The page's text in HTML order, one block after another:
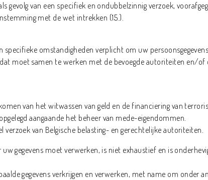
gevolg van een specifiek en ondubbelzinnig verzoek,
met de wet intrekken (15.).
specifieke omstandigheden verplicht om uw
moet samen te werken met de bevoegde autoriteiten en/of
van het witwassen van geld en de financiering van
aangaande het beheer van mede-eigendommen.
van Belgische belasting- en gerechtelijke autoriteiten.
gegevens moet verwerken, is niet exhaustief en is
gegevens verkrijgen en verwerken, met name om onder